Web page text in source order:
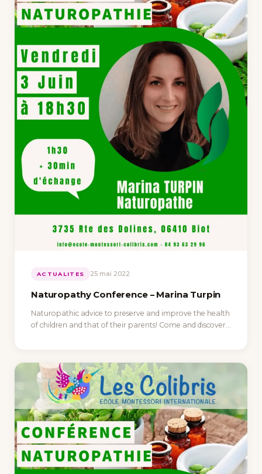
ACTUALITES 25 mai 2022
Naturopathy Conference – Marina Turpin
Naturopathic advice to preserve and improve the health
of children and that of their parents! Come and discover…